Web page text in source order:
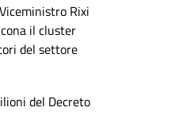
Rixi
il cluster
del settore
del Decreto